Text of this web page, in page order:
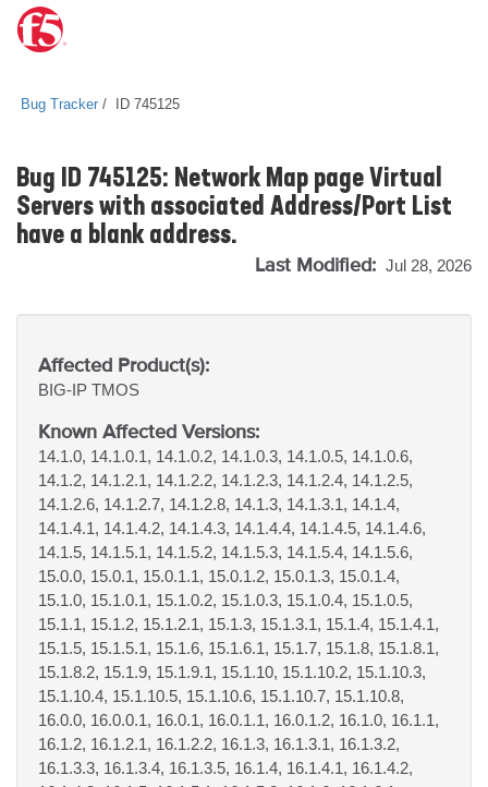
Bug Tracker ID 745125
Bug ID 745125: Network Map page Virtual
Servers with associated Address/Port List
have a blank address.
Last Modified: Jul 28, 2026
Affected Product(s):
BIG-IP TMOS
Known Affected Versions:
14.1.0, 14.1.0.1, 14.1.0.2, 14.1.0.3, 14.1.0.5, 14.1.0.6,
14.1.2, 14.1.2.1, 14.1.2.2, 14.1.2.3, 14.1.2.4, 14.1.2.5,
14.1.2.6, 14.1.2.7, 14.1.2.8, 14.1.3, 14.1.3.1, 14.1.4,
14.1.4.1, 14.1.4.2, 14.1.4.3, 14.1.4.4, 14.1.4.5, 14.1.4.6,
14.1.5, 14.1.5.1, 14.1.5.2, 14.1.5.3, 14.1.5.4, 14.1.5.6,
15.0.0, 15.0.1, 15.0.1.1, 15.0.1.2, 15.0.1.3, 15.0.1.4,
15.1.0, 15.1.0.1, 15.1.0.2, 15.1.0.3, 15.1.0.4, 15.1.0.5,
15.1.1, 15.1.2, 15.1.2.1, 15.1.3, 15.1.3.1, 15.1.4, 15.1.4.1,
15.1.5, 15.1.5.1, 15.1.6, 15.1.6.1, 15.1.7, 15.1.8, 15.1.8.1,
15.1.8.2, 15.1.9, 15.1.9.1, 15.1.10, 15.1.10.2, 15.1.10.3,
15.1.10.4, 15.1.10.5, 15.1.10.6, 15.1.10.7, 15.1.10.8,
16.0.0, 16.0.0.1, 16.0.1, 16.0.1.1, 16.0.1.2, 16.1.0, 16.1.1,
16.1.2, 16.1.2.1, 16.1.2.2, 16.1.3, 16.1.3.1, 16.1.3.2,
16.1.3.3, 16.1.3.4, 16.1.3.5, 16.1.4, 16.1.4.1, 16.1.4.2,